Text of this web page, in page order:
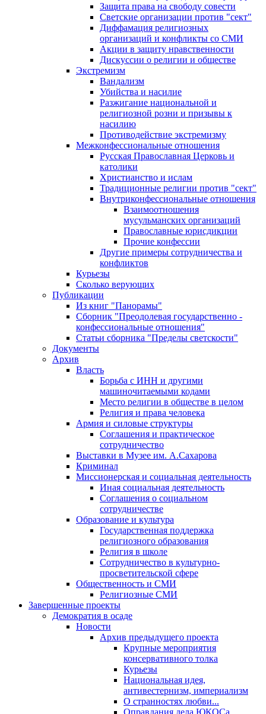
Защита права на свободу совести
Светские организации против "сект"
Диффамация религиозных
организаций и конфликты со СМИ
Акции в защиту нравственности
Дискуссии о религии и обществе
Экстремизм
Вандализм
Убийства и насилие
Разжигание национальной и
религиозной розни и призывы к
насилию
Противодействие экстремизму
Межконфессиональные отношения
Русская Православная Церковь и
католики
Христианство и ислам
Традиционные религии против "сект"
Внутриконфессиональные отношения
Взаимоотношения
мусульманских организаций
Православные юрисдикции
Прочие конфессии
Другие примеры сотрудничества и
конфликтов
Курьезы
Сколько верующих
Публикации
Из книг "Панорамы"
Сборник "Преодолевая государственно -
конфессиональные отношения"
Статьи сборника "Пределы светскости"
Документы
Архив
Власть
Борьба с ИНН и другими
машиночитаемыми кодами
Место религии в обществе в целом
Религия и права человека
Армия и силовые структуры
Соглашения и практическое
сотрудничество
Выставки в Музее им. А.Сахарова
Криминал
Миссионерская и социальная деятельность
Иная социальная деятельность
Соглашения о социальном
сотрудничестве
Образование и культура
Государственная поддержка
религиозного образования
Религия в школе
Сотрудничество в культурно-
просветительской сфере
Общественность и СМИ
Религиозные СМИ
Завершенные проекты
Демократия в осаде
Новости
Архив предыдущего проекта
Крупные мероприятия
консервативного толка
Курьезы
Национальная идея,
антивестернизм, империализм
О странностях любви...
Оправдания дела ЮКОСа